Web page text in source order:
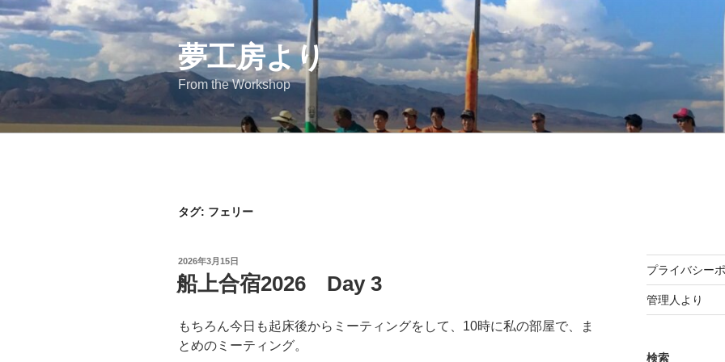
コ
ン
テ
ン
ス
夢工房より
From the Workshop
タグ: フェリー
投
稿
日:
2026年3月15日
船上合宿2026 Day 3
もちろん今日も起床後からミーティングをして、10時に私の部屋で、ま
とめのミーティング。
プライバシー
管理人より
検索